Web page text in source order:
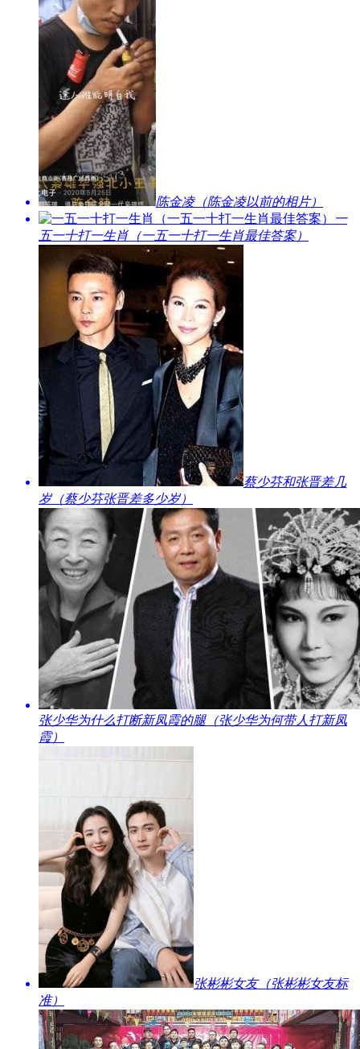
​陈金凌（陈金凌以前的相片）
​一
五一十打一生肖（一五一十打一生肖最佳答案）
​蔡少芬和张晋差几
岁（蔡少芬张晋差多少岁）
​张少华为什么打断新凤霞的腿（张少华为何带人打新凤
霞）
​张彬彬女友（张彬彬女友标
准）